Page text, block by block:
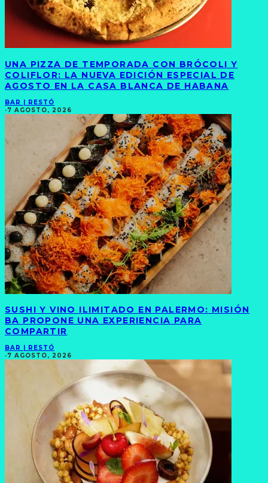
UNA PIZZA DE TEMPORADA CON BRÓCOLI Y
COLIFLOR: LA NUEVA EDICIÓN ESPECIAL DE
AGOSTO EN LA CASA BLANCA DE HABANA
BAR | RESTÓ
·7 AGOSTO, 2026
SUSHI Y VINO ILIMITADO EN PALERMO: MISIÓN
BA PROPONE UNA EXPERIENCIA PARA
COMPARTIR
BAR | RESTÓ
·7 AGOSTO, 2026